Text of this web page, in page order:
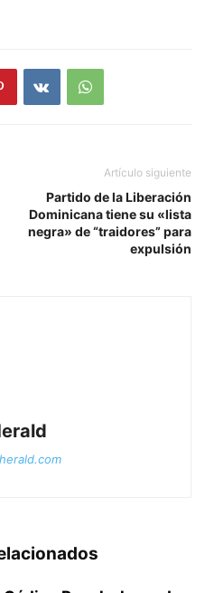
Artículo siguiente
Partido de la Liberación
Dominicana tiene su «lista
negra» de “traidores” para
expulsión